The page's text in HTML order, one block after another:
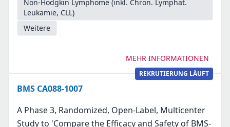
Non-Hodgkin Lymphome (inkl. Chron. Lymphat.
Leukämie, CLL)
Weitere
MEHR INFORMATIONEN
REKRUTIERUNG LÄUFT
BMS CA088-1007
A Phase 3, Randomized, Open-Label, Multicenter
Study to 'Compare the Efficacy and Safety of BMS-